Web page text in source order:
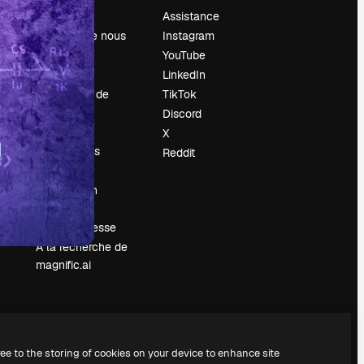
Prix
À propos de nous
Avis
Carrières
Tendances de
recherche
Blog
Événements
Slidesgo
Vendre mon
contenu
Salle de presse
À la recherche de
magnific.ai
Assistance
Instagram
YouTube
LinkedIn
TikTok
Discord
X
Reddit
to the storing of cookies on your device to enhance site